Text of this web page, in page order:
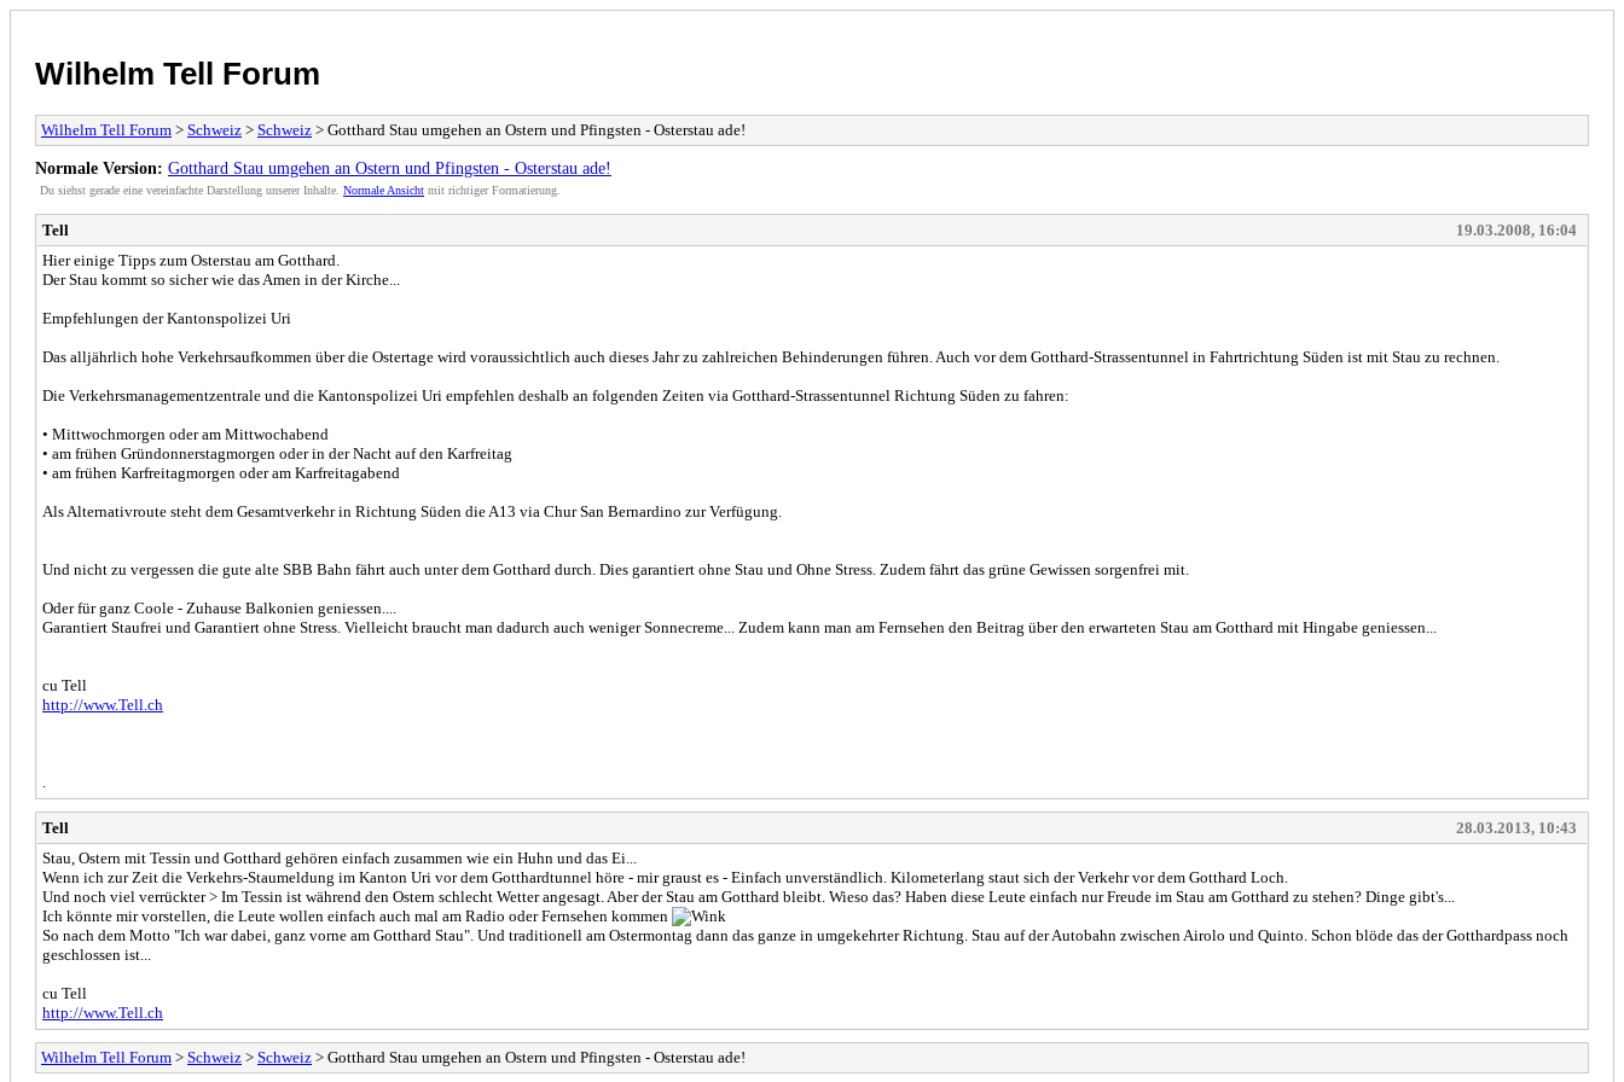
Wilhelm Tell Forum
Wilhelm Tell Forum > Schweiz > Schweiz > Gotthard Stau umgehen an Ostern und Pfingsten - Osterstau ade!
Normale Version: Gotthard Stau umgehen an Ostern und Pfingsten - Osterstau ade!
Du siehst gerade eine vereinfachte Darstellung unserer Inhalte. Normale Ansicht mit richtiger Formatierung.
Tell
19.03.2008, 16:04
Hier einige Tipps zum Osterstau am Gotthard.
Der Stau kommt so sicher wie das Amen in der Kirche...
Empfehlungen der Kantonspolizei Uri
Das alljährlich hohe Verkehrsaufkommen über die Ostertage wird voraussichtlich auch dieses Jahr zu zahlreichen Behinderungen führen. Auch vor dem Gotthard-Strassentunnel in Fahrtrichtung Süden ist mit Stau zu rechnen.
Die Verkehrsmanagementzentrale und die Kantonspolizei Uri empfehlen deshalb an folgenden Zeiten via Gotthard-Strassentunnel Richtung Süden zu fahren:
• Mittwochmorgen oder am Mittwochabend
• am frühen Gründonnerstagmorgen oder in der Nacht auf den Karfreitag
• am frühen Karfreitagmorgen oder am Karfreitagabend
Als Alternativroute steht dem Gesamtverkehr in Richtung Süden die A13 via Chur San Bernardino zur Verfügung.
Und nicht zu vergessen die gute alte SBB Bahn fährt auch unter dem Gotthard durch. Dies garantiert ohne Stau und Ohne Stress. Zudem fährt das grüne Gewissen sorgenfrei mit.
Oder für ganz Coole - Zuhause Balkonien geniessen....
Garantiert Staufrei und Garantiert ohne Stress. Vielleicht braucht man dadurch auch weniger Sonnecreme... Zudem kann man am Fernsehen den Beitrag über den erwarteten Stau am Gotthard mit Hingabe geniessen...
cu Tell
http://www.Tell.ch
Tell
28.03.2013, 10:43
Stau, Ostern mit Tessin und Gotthard gehören einfach zusammen wie ein Huhn und das Ei...
Wenn ich zur Zeit die Verkehrs-Staumeldung im Kanton Uri vor dem Gotthardtunnel höre - mir graust es - Einfach unverständlich. Kilometerlang staut sich der Verkehr vor dem Gotthard Loch.
Und noch viel verrückter > Im Tessin ist während den Ostern schlecht Wetter angesagt. Aber der Stau am Gotthard bleibt. Wieso das? Haben diese Leute einfach nur Freude im Stau am Gotthard zu stehen? Dinge gibt's...
Ich könnte mir vorstellen, die Leute wollen einfach auch mal am Radio oder Fernsehen kommen
So nach dem Motto "Ich war dabei, ganz vorne am Gotthard Stau". Und traditionell am Ostermontag dann das ganze in umgekehrter Richtung. Stau auf der Autobahn zwischen Airolo und Quinto. Schon blöde das der Gotthardpass noch
geschlossen ist...
cu Tell
http://www.Tell.ch
Wilhelm Tell Forum > Schweiz > Schweiz > Gotthard Stau umgehen an Ostern und Pfingsten - Osterstau ade!